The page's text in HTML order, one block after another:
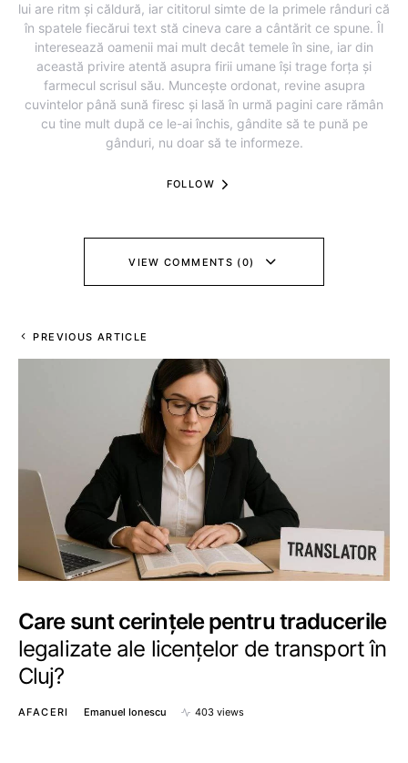
lui are ritm și căldură, iar cititorul simte de la primele rânduri că
în spatele fiecărui text stă cineva care a cântărit ce spune. Îl
interesează oamenii mai mult decât temele în sine, iar din
această privire atentă asupra firii umane își trage forța și
farmecul scrisul său. Muncește ordonat, revine asupra
cuvintelor până sună firesc și lasă în urmă pagini care rămân
cu tine mult după ce le-ai închis, gândite să te pună pe
gânduri, nu doar să te informeze.
FOLLOW
VIEW COMMENTS (0)
PREVIOUS ARTICLE
Care sunt cerințele pentru traducerile
legalizate ale licențelor de transport în
Cluj?
AFACERI Emanuel Ionescu 403 views